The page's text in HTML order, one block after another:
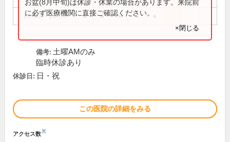
14:00～18:00 ● ● ● ●
お盆(8月中旬)は休診・休業の場合があります。来院前
に必ず医療機関に直接ご確認ください。
×閉じる
備考: 土曜AMのみ
臨時休診あり
休診日: 日・祝
この医院の詳細をみる
アクセス数※